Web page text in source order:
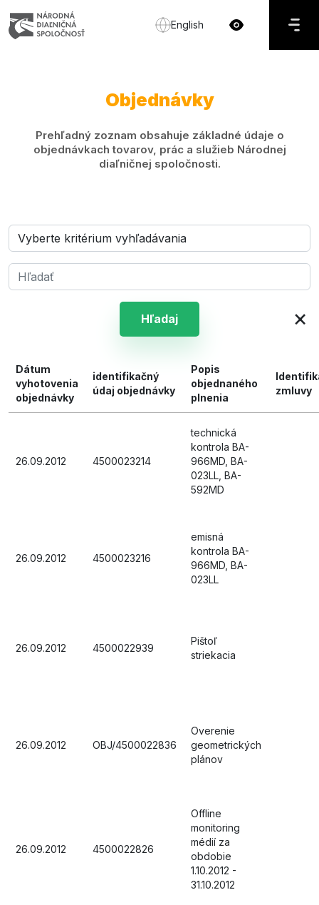
English
Objednávky
Prehľadný zoznam obsahuje základné údaje o
objednávkach tovarov, prác a služieb Národnej
diaľničnej spoločnosti.
Hľadaj ×
Dátum
vyhotovenia
objednávky
identifikačný
údaj objednávky
Popis
objednaného
plnenia
zmluvy
26.09.2012 4500023214
technická
kontrola BA-
966MD, BA-
023LL, BA-
592MD
26.09.2012 4500023216
emisná
kontrola BA-
966MD, BA-
023LL
26.09.2012 4500022939
Pištoľ
striekacia
26.09.2012 OBJ/4500022836
Overenie
geometrických
plánov
26.09.2012 4500022826
Offline
monitoring
médií za
obdobie
1.10.2012 -
31.10.2012